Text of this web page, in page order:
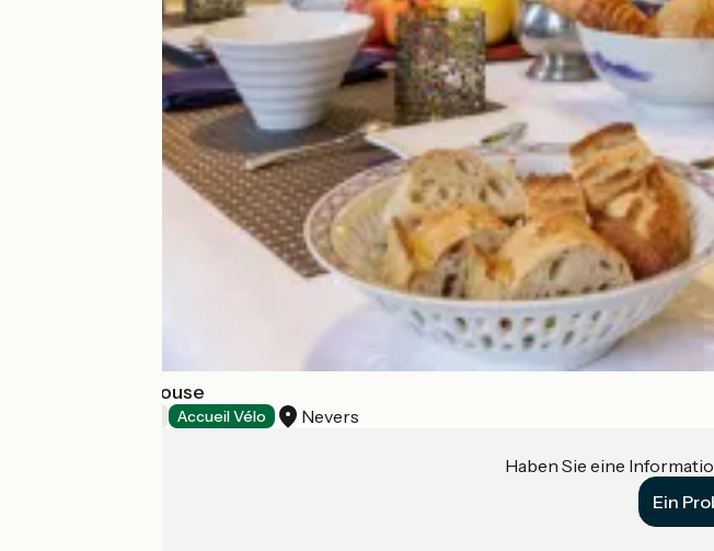
Bonjour Guesthouse
Accueil Vélo Nevers
Haben Sie eine
Ein